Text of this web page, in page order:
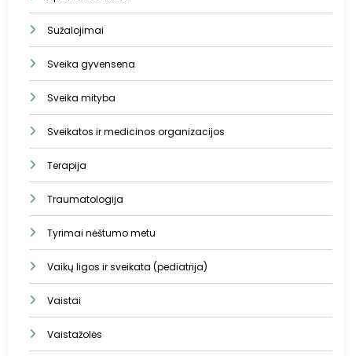
Sužalojimai
Sveika gyvensena
Sveika mityba
Sveikatos ir medicinos organizacijos
Terapija
Traumatologija
Tyrimai nėštumo metu
Vaikų ligos ir sveikata (pediatrija)
Vaistai
Vaistažolės